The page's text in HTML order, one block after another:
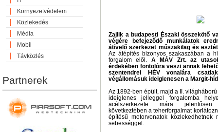
Környezetvédelem
Közlekedés
Média
Mobil
Távközlés
Partnerek
Zajlik a budapesti Északi összekötő
végére befejeződő munkálatok
átívelő szerkezet műszakilag és
Az átépítés bizonyos szakaszában a
forgalom elől. A MÁV Zrt.
az
érdekében fontolóra veszi annak
szentendrei HÉV vonalára
végállomásuk ideiglenesen a Margit-
Az 1892-ben épült, majd a II.
ideiglenes jelleggel forgalomba
acélszerkezete mára
következtében a teherforgalmat
építésű motorvonatok
sebességgel.